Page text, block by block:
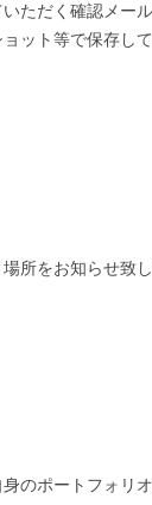
ただく確認メー
ット等で保存し
所をお知らせ致し
のポートフォリ